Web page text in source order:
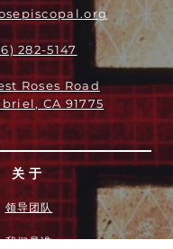
282-5147
Roses Road
CA 91775
关于
领导团队
我们是谁